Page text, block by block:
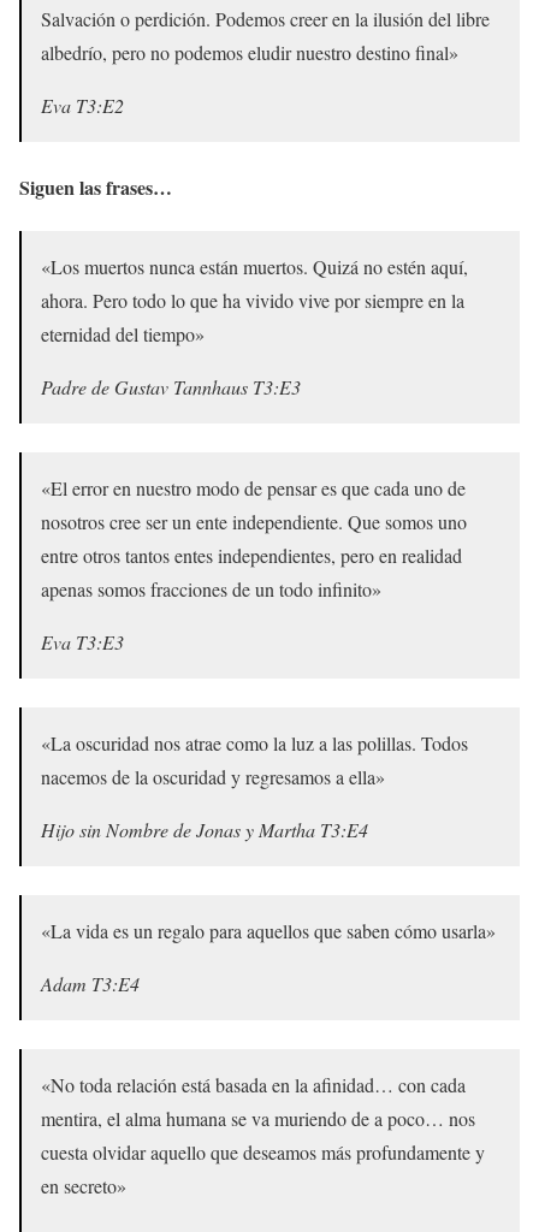
Salvación o perdición. Podemos creer en la ilusión del libre
albedrío, pero no podemos eludir nuestro destino final»
Eva T3:E2
Siguen las frases…
«Los muertos nunca están muertos. Quizá no estén aquí,
ahora. Pero todo lo que ha vivido vive por siempre en la
eternidad del tiempo»
Padre de Gustav Tannhaus T3:E3
«El error en nuestro modo de pensar es que cada uno de
nosotros cree ser un ente independiente. Que somos uno
entre otros tantos entes independientes, pero en realidad
apenas somos fracciones de un todo infinito»
Eva T3:E3
«La oscuridad nos atrae como la luz a las polillas. Todos
nacemos de la oscuridad y regresamos a ella»
Hijo sin Nombre de Jonas y Martha T3:E4
«La vida es un regalo para aquellos que saben cómo usarla»
Adam T3:E4
«No toda relación está basada en la afinidad… con cada
mentira, el alma humana se va muriendo de a poco… nos
cuesta olvidar aquello que deseamos más profundamente y
en secreto»